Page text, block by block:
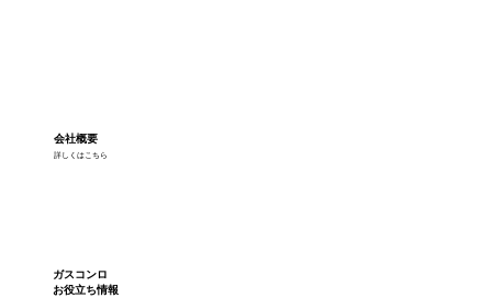
詳しくはこちら
会社概要
ガスコンロ
お役立ち情報